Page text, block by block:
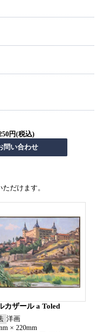
円(税込)
だけます。
カザール a Toled
洋画
× 220mm